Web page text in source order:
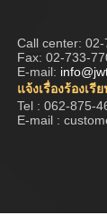
Call center: 02-
Fax: 02-733-
E-mail:
แจ้งเรื่องร้องเรี
Tel : 062-875-
E-mail :